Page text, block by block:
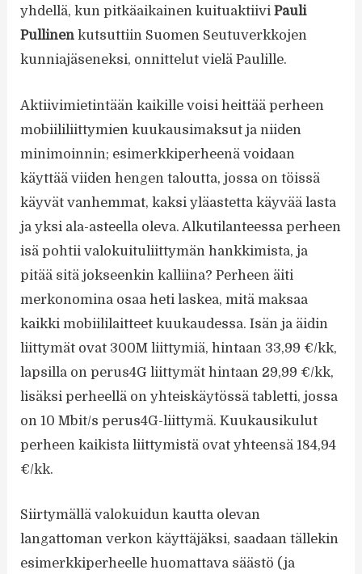
yhdellä, kun pitkäaikainen kuituaktiiviPauli
Pullinen kutsuttiin Suomen Seutuverkkojen
kunniajäseneksi, onnittelut vielä Paulille.
Aktiivimietintään kaikille voisi heittää perheen
mobiililiittymien kuukausimaksut ja niiden
minimoinnin; esimerkkiperheenä voidaan
käyttää viiden hengen taloutta, jossa on töissä
käyvät vanhemmat, kaksi yläastetta käyvää lasta
ja yksi ala-asteella oleva. Alkutilanteessa perheen
isä pohtii valokuituliittymän hankkimista, ja
pitää sitä jokseenkin kalliina? Perheen äiti
merkonomina osaa heti laskea, mitä maksaa
kaikki mobiililaitteet kuukaudessa. Isän ja äidin
liittymät ovat 300M liittymiä, hintaan 33,99 €/kk,
lapsilla on perus4G liittymät hintaan 29,99 €/kk,
lisäksi perheellä on yhteiskäytössä tabletti, jossa
on 10 Mbit/s perus4G-liittymä. Kuukausikulut
perheen kaikista liittymistä ovat yhteensä 184,94
€/kk.
Siirtymällä valokuidun kautta olevan
langattoman verkon käyttäjäksi, saadaan tällekin
esimerkkiperheelle huomattava säästö (ja